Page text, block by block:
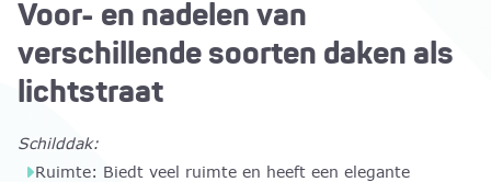
Voor- en nadelen van
verschillende soorten daken als
lichtstraat
Schilddak:
Ruimte: Biedt veel ruimte en heeft een elegante